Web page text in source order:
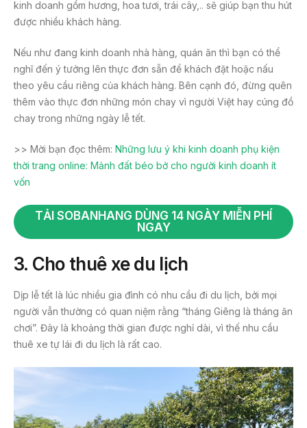
kinh doanh gồm hương, hoa tươi, trái cây,.. sẽ giúp bạn thu hút
được nhiều khách hàng.
Nếu như đang kinh doanh nhà hàng, quán ăn thì bạn có thể
nghĩ đến ý tưởng lên thực đơn sẵn để khách đặt hoặc nấu
theo yêu cầu riêng của khách hàng. Bên cạnh đó, đừng quên
thêm vào thực đơn những món chay vì người Việt hay cúng đồ
chay trong những ngày lễ tết.
>> Mời bạn đọc thêm: Những lưu ý khi kinh doanh phụ kiện
thời trang online: Mảnh đất béo bở cho người kinh doanh ít
vốn
TẢI SOBANHANG DÙNG 14 NGÀY MIỄN PHÍ
NGAY
3. Cho thuê xe du lịch
Dịp lễ tết là lúc nhiều gia đình có nhu cầu đi du lịch, bởi mọi
người vẫn thường có quan niệm rằng “tháng Giêng là tháng ăn
chơi”. Đây là khoảng thời gian được nghỉ dài, vì thế nhu cầu
thuê xe tự lái đi du lịch là rất cao.